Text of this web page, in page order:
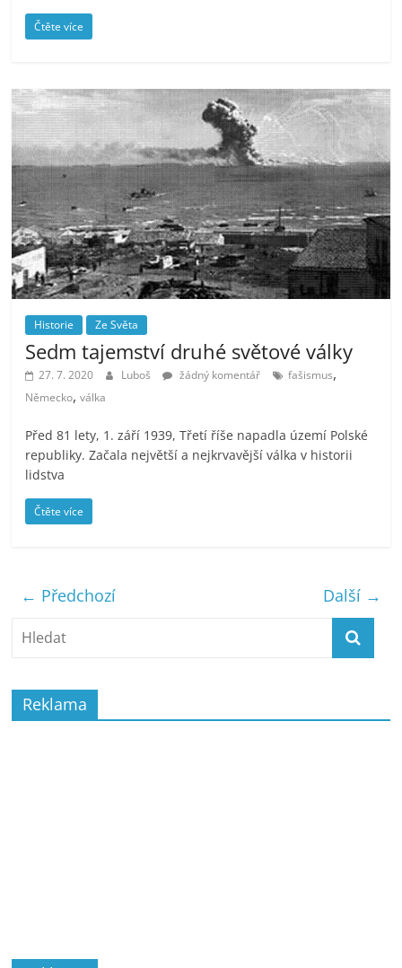
Čtěte více
Historie Ze Světa
Sedm tajemství druhé světové války
27. 7. 2020 Luboš žádný komentář fašismus,
Německo,válka
Před 81 lety, 1. září 1939, Třetí říše napadla území Polské
republiky. Začala největší a nejkrvavější válka v historii
lidstva
Čtěte více
← Předchozí Další →
Reklama